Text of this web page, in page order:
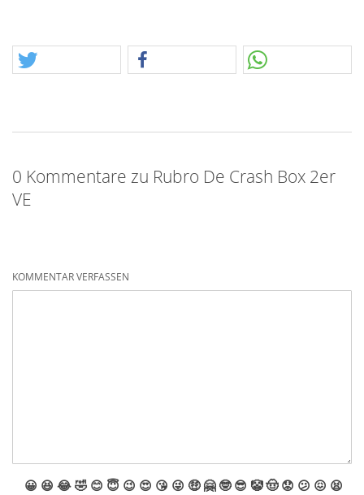
0 Kommentare zu Rubro De Crash Box 2er
VE
KOMMENTAR VERFASSEN
😀 😆 😂🤣 😊 😇 😉 😍 😘 😜 🤑 🤗 🤓 😎 🤡🤠 😟 😕 😖 😫